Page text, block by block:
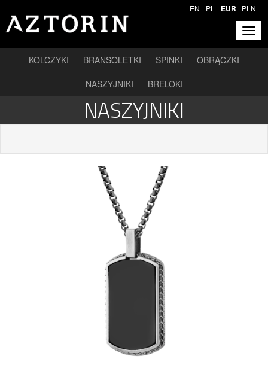
EN PL EUR | PLN
KOLCZYKI BRANSOLETKI SPINKI
OBRĄCZKI
NASZYJNIKI
BRELOKI
NASZYJNIKI